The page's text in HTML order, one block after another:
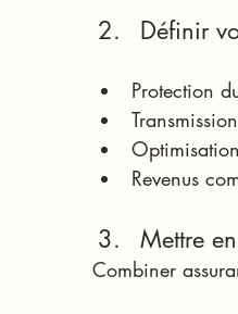
Définir
Protection
Revenus
Mettre
Combiner